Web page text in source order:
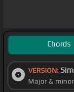
Chords
VERSION:
Major &